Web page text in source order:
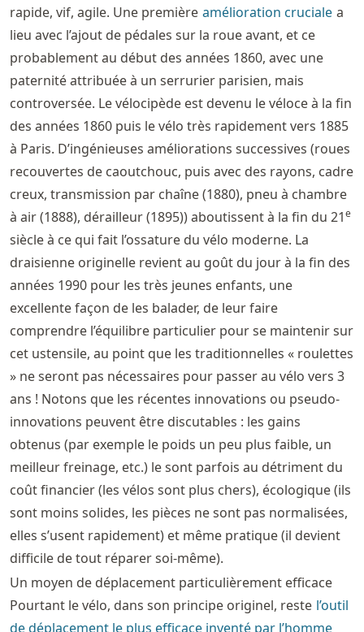
rapide, vif, agile. Une première amélioration cruciale a
lieu avec l’ajout de pédales sur la roue avant, et ce
probablement au début des années 1860, avec une
paternité attribuée à un serrurier parisien, mais
controversée. Le vélocipède est devenu le véloce à la fin
des années 1860 puis le vélo très rapidement vers 1885
à Paris. D’ingénieuses améliorations successives (roues
recouvertes de caoutchouc, puis avec des rayons, cadre
creux, transmission par chaîne (1880), pneu à chambre
à air (1888), dérailleur (1895)) aboutissent à la fin du 21e
siècle à ce qui fait l’ossature du vélo moderne. La
draisienne originelle revient au goût du jour à la fin des
années 1990 pour les très jeunes enfants, une
excellente façon de les balader, de leur faire
comprendre l’équilibre particulier pour se maintenir sur
cet ustensile, au point que les traditionnelles « roulettes
» ne seront pas nécessaires pour passer au vélo vers 3
ans ! Notons que les récentes innovations ou pseudo-
innovations peuvent être discutables : les gains
obtenus (par exemple le poids un peu plus faible, un
meilleur freinage, etc.) le sont parfois au détriment du
coût financier (les vélos sont plus chers), écologique (ils
sont moins solides, les pièces ne sont pas normalisées,
elles s’usent rapidement) et même pratique (il devient
difficile de tout réparer soi-même).
Un moyen de déplacement particulièrement efficace
Pourtant le vélo, dans son principe originel, reste l’outil
de déplacement le plus efficace inventé par l’homme